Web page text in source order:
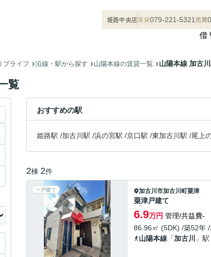
姫路中央店賃貸079-221-5321売買
借
ブライフ 沿線・駅から探す 山陽本線の賃貸一覧 山陽本線 加古
覧
おすすめの駅
姫路駅 /加古川駅 /浜の宮駅 /京口駅 /東加古川駅 /尾上
2棟 2件
一戸建て 加古川市加古川町粟津
粟津戸建て
6.9万円 管理/共益費-
86.96㎡ (5DK) /築52年
山陽本線 「加古川 」